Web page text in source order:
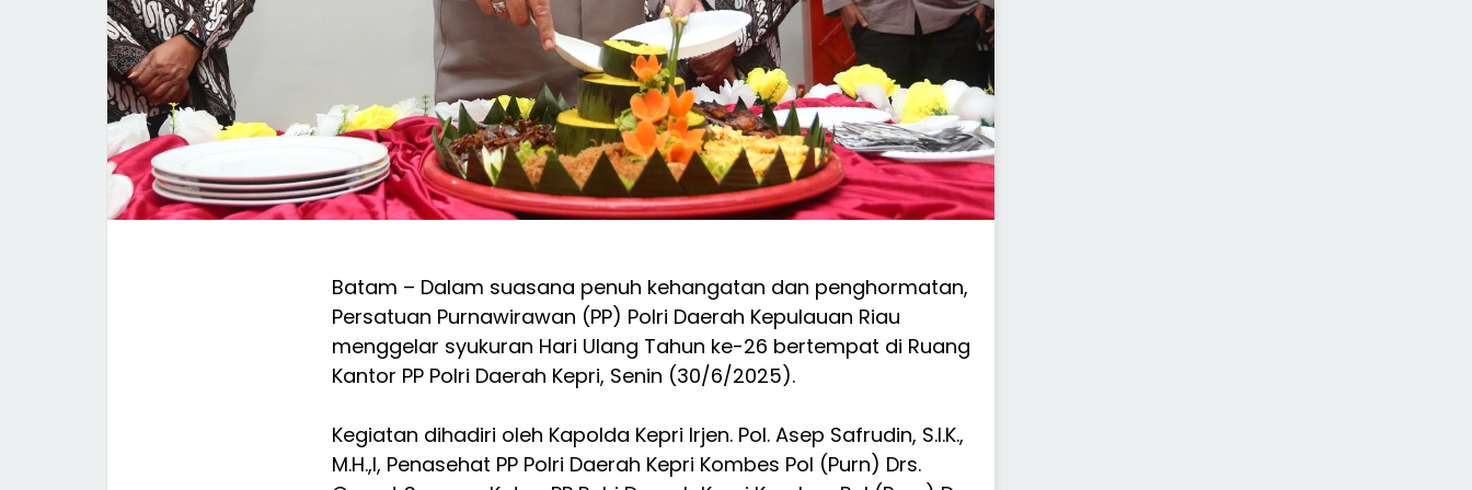
Batam – Dalam suasana penuh kehangatan dan penghormatan,
Persatuan Purnawirawan (PP) Polri Daerah Kepulauan Riau
menggelar syukuran Hari Ulang Tahun ke-26 bertempat di Ruang
Kantor PP Polri Daerah Kepri, Senin (30/6/2025).
Kegiatan dihadiri oleh Kapolda Kepri Irjen. Pol. Asep Safrudin, S.I.K.,
M.H.,l, Penasehat PP Polri Daerah Kepri Kombes Pol (Purn) Drs.